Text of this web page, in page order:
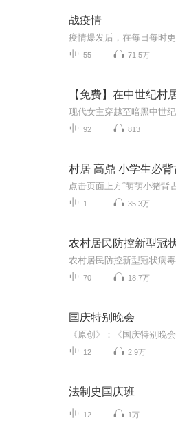
战疫情
55 71.5万
【免费】在中世纪村
92 813
村居 高鼎 小学生必背
1 35.3万
农村居民防控新型冠
70 18.7万
国庆特别晚会
12 2.9万
法制史国庆班
12 1万